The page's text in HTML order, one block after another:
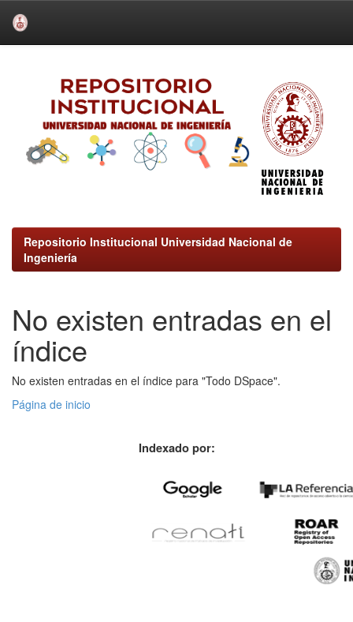
Repositorio Institucional Universidad Nacional de
Ingeniería
No existen entradas en el
índice
No existen entradas en el índice para "Todo DSpace".
Página de inicio
Indexado por: